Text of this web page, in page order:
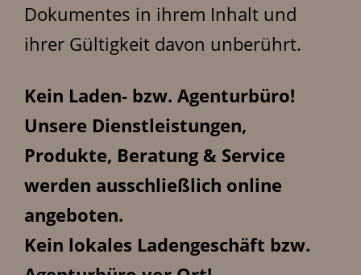
Dokumentes in ihrem Inhalt und
ihrer Gültigkeit davon unberührt.
Kein Laden- bzw. Agenturbüro!
Unsere Dienstleistungen,
Produkte, Beratung & Service
werden ausschließlich online
angeboten.
Kein lokales Ladengeschäft bzw.